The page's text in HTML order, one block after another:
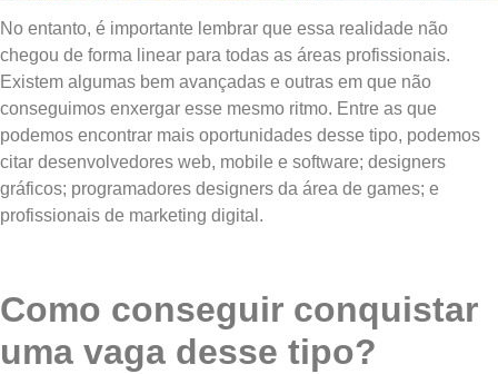
No entanto, é importante lembrar que essa realidade não
chegou de forma linear para todas as áreas profissionais.
Existem algumas bem avançadas e outras em que não
conseguimos enxergar esse mesmo ritmo. Entre as que
podemos encontrar mais oportunidades desse tipo, podemos
citar desenvolvedores web, mobile e software; designers
gráficos; programadores designers da área de games; e
profissionais de marketing digital.
Como conseguir conquistar
uma vaga desse tipo?